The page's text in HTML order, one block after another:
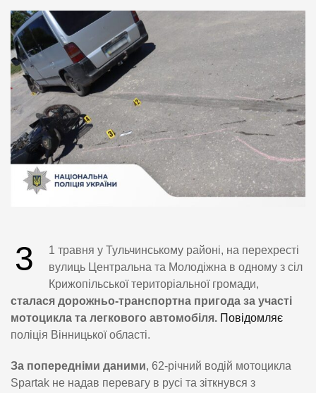
3
1 травня у Тульчинському районі, на перехресті
вулиць Центральна та Молодіжна в одному з сіл
Крижопільської територіальної громади,
сталася дорожньо-транспортна пригода за участі
мотоцикла та легкового автомобіля. Повідомляє
поліція Вінницької області.
За попередніми даними, 62-річний водій мотоцикла
Spartak не надав перевагу в русі та зіткнувся з